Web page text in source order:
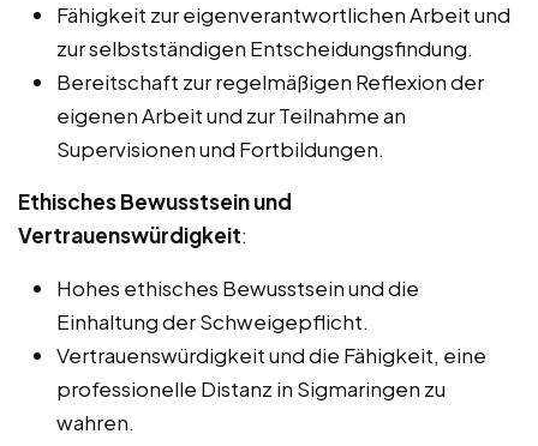
Fähigkeit zur eigenverantwortlichen Arbeit und
zur selbstständigen Entscheidungsfindung.
Bereitschaft zur regelmäßigen Reflexion der
eigenen Arbeit und zur Teilnahme an
Supervisionen und Fortbildungen.
Ethisches Bewusstsein und
Vertrauenswürdigkeit:
Hohes ethisches Bewusstsein und die
Einhaltung der Schweigepflicht.
Vertrauenswürdigkeit und die Fähigkeit, eine
professionelle Distanz in Sigmaringen zu
wahren.